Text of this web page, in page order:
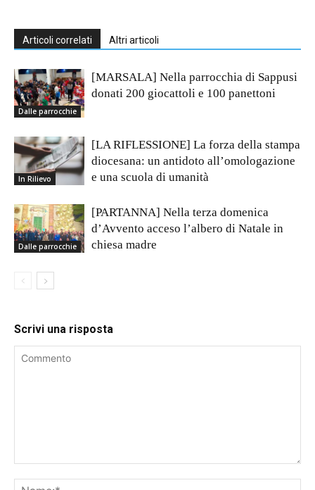
Articoli correlati Altri articoli
Dalle parrocchie
[MARSALA] Nella parrocchia di Sappusi
donati 200 giocattoli e 100 panettoni
In Rilievo
[LA RIFLESSIONE] La forza della stampa
diocesana: un antidoto all’omologazione
e una scuola di umanità
Dalle parrocchie
[PARTANNA] Nella terza domenica
d’Avvento acceso l’albero di Natale in
chiesa madre
Scrivi una risposta